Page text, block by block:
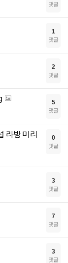
댓글
1
댓글
2
댓글
5
댓글
라방 미리
0
댓글
3
댓글
7
댓글
3
댓글